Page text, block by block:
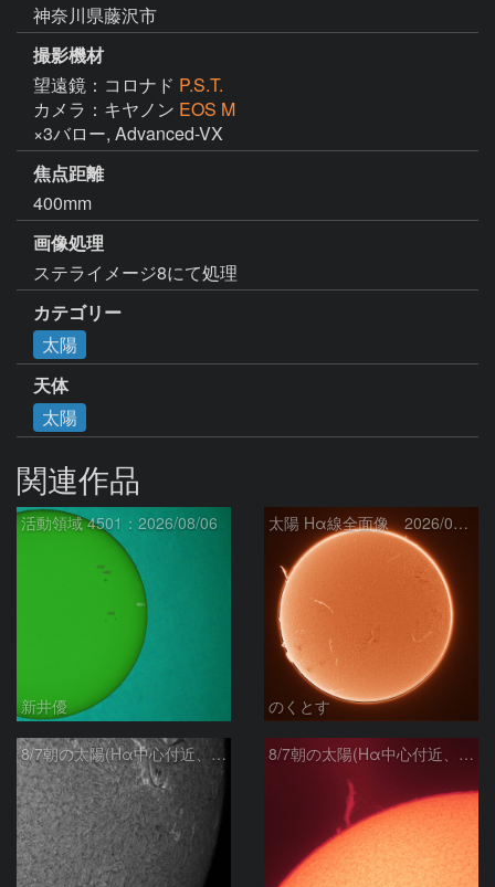
神奈川県藤沢市
撮影機材
望遠鏡：コロナド P.S.T.
カメラ：キヤノン EOS M
×3バロー, Advanced-VX
焦点距離
400mm
画像処理
ステライメージ8にて処理
カテゴリー
太陽
天体
太陽
関連作品
活動領域 4501：2026/08/06
新井優
太陽 Hα線全面像 2026/08/07
のくとす
8/7朝の太陽(Hα中心付近、4498、4502付近) 8/7朝の太陽(Hα中心付近、プロミネンス)